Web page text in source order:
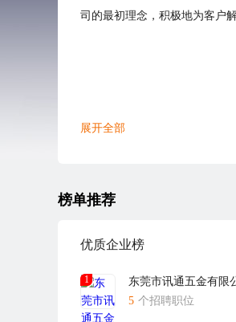
司的最初理念，积极地为客户
展开全部
榜单推荐
优质企业榜
1
东莞市讯通五金有限
5 个招聘职位